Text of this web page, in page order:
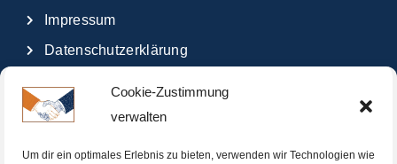
Cookie-Zustimmung
verwalten
Um dir ein optimales Erlebnis zu bieten, verwenden wir Technologien wie
Impressum
Datenschutzerklärung